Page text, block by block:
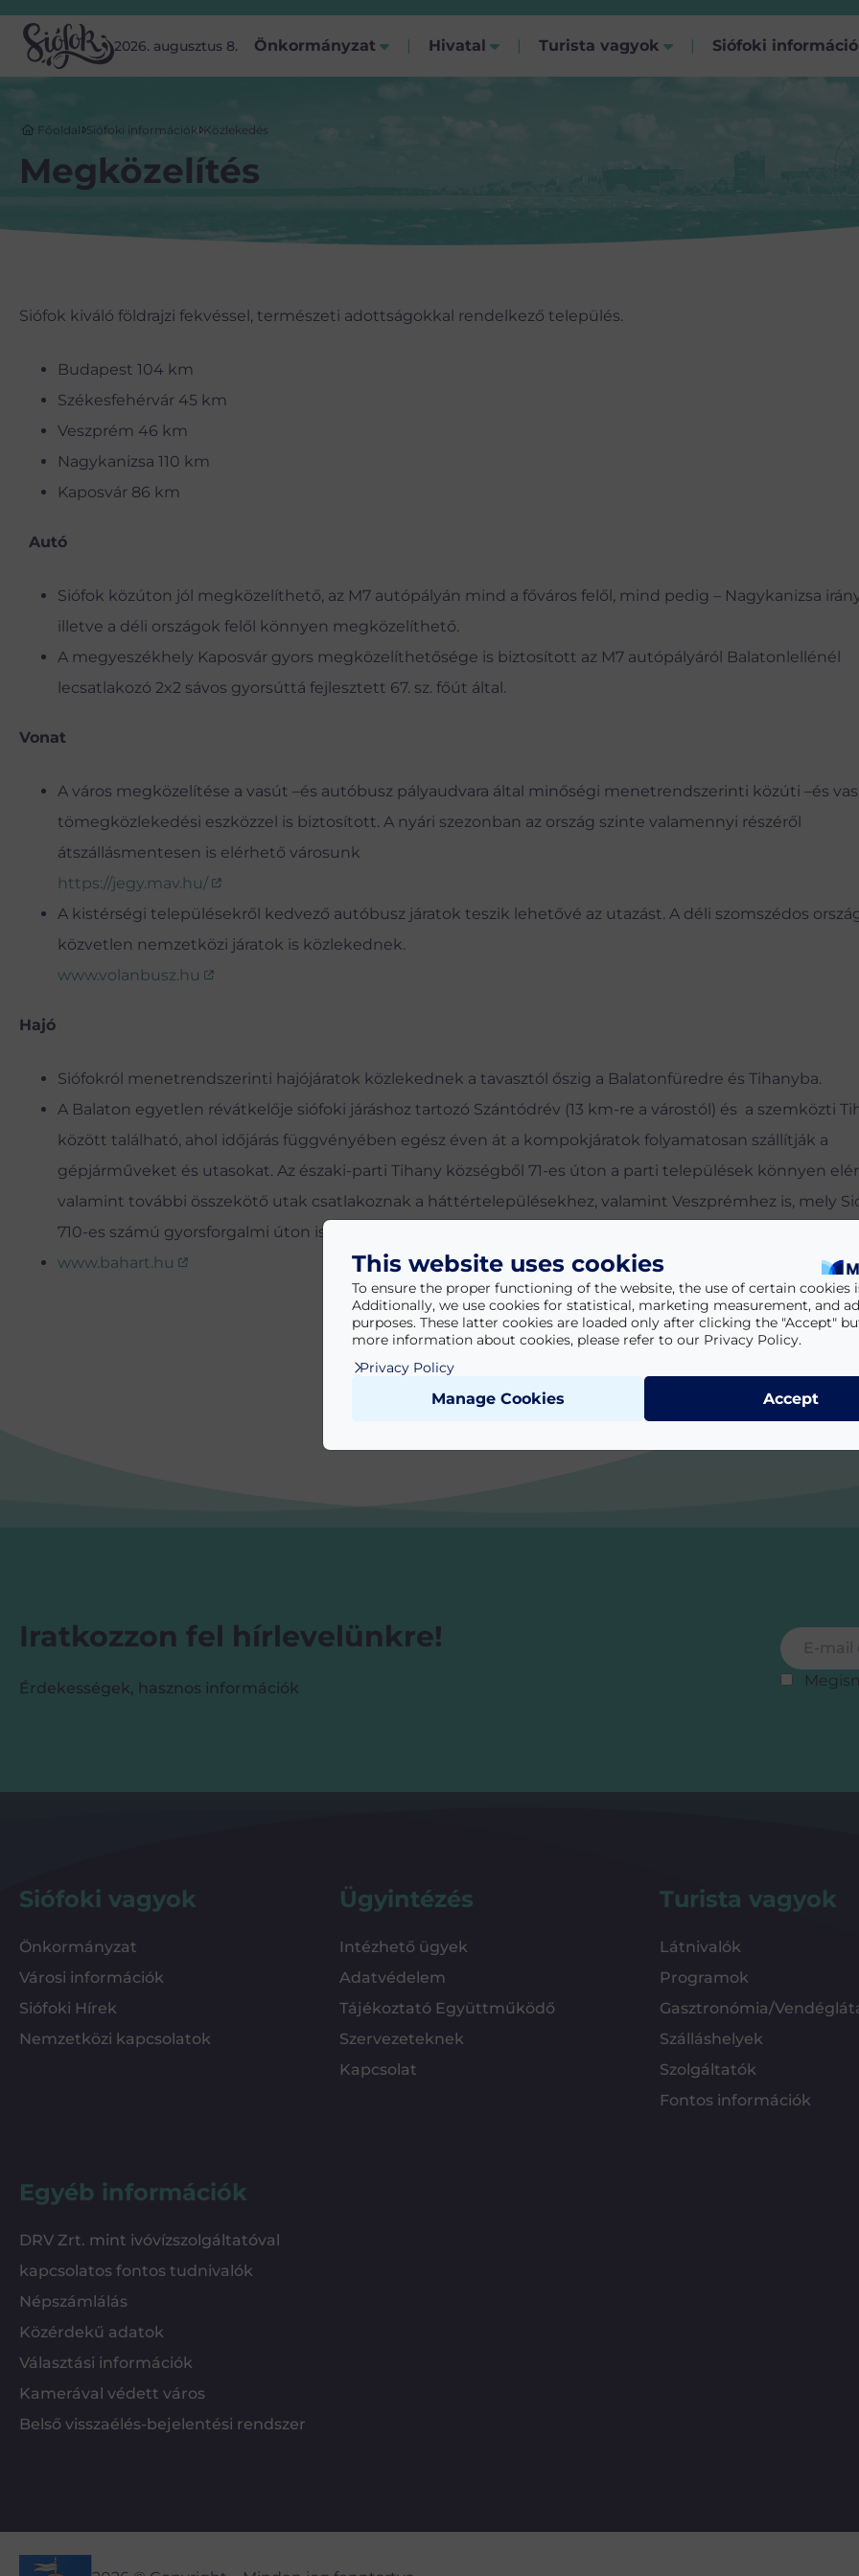
2026. augusztus 8. Önkormányzat Hivatal Turista vagyok Siófoki
Főoldal Siófoki információk Közlekedés
Megközelítés
Siófok kiváló földrajzi fekvéssel, természeti adottságokkal rendelkező település.
Budapest 104 km
Székesfehérvár 45 km
Veszprém 46 km
Nagykanizsa 110 km
Kaposvár 86 km
Autó
Siófok közúton jól megközelíthető, az M7 autópályán mind a főváros felől, mind pedig – Nagykanizsa
illetve a déli országok felől könnyen megközelíthető.
A megyeszékhely Kaposvár gyors megközelíthetősége is biztosított az M7 autópályáról Balatonlellénél
lecsatlakozó 2x2 sávos gyorsúttá fejlesztett 67. sz. főút által.
Vonat
A város megközelítése a vasút –és autóbusz pályaudvara által minőségi menetrendszerinti közúti –és
tömegközlekedési eszközzel is biztosított. A nyári szezonban az ország szinte valamennyi részéről
átszállásmentesen is elérhető városunk
https://jegy.mav.hu/
A kistérségi településekről kedvező autóbusz járatok teszik lehetővé az utazást. A déli szomszédos
közvetlen nemzetközi járatok is közlekednek.
www.volanbusz.hu
Hajó
Siófokról menetrendszerinti hajójáratok közlekednek a tavasztól őszig a Balatonfüredre és Tihanyba.
A Balaton egyetlen révátkelője siófoki járáshoz tartozó Szántódrév (13 km-re a várostól) és a szemközti
között található, ahol időjárás függvényében egész éven át a kompokjáratok folyamatosan szállítják a
gépjárműveket és utasokat. Az északi-parti Tihany községből 71-es úton a parti települések könnyen
valamint további összekötő utak csatlakoznak a háttértelepülésekhez, valamint Veszprémhez is, mely
710-es számú gyorsforgalmi úton is könnyen és gyorsan elérhető.
www.bahart.hu
Iratkozzon fel hírlevelünkre!
Érdekességek, hasznos információk
E-mail cím
Siófoki vagyok
Önkormányzat
Városi információk
Siófoki Hírek
Nemzetközi kapcsolatok
Ügyintézés
Intézhető ügyek
Adatvédelem
Tájékoztató Együttműködő
Szervezeteknek
Kapcsolat
Turista vagyok
Látnivalók
Programok
Gasztronómia/
Szálláshelyek
Szolgáltatók
Fontos információk
Egyéb információk
DRV Zrt. mint ivóvízszolgáltatóval
kapcsolatos fontos tudnivalók
Népszámlálás
Közérdekű adatok
Választási információk
Kamerával védett város
Belső visszaélés-bejelentési rendszer
This website uses cookies
To ensure the proper functioning of the website, the use of certain cookies
Additionally, we use cookies for statistical, marketing measurement, and
purposes. These latter cookies are loaded only after clicking the "Accept"
more information about cookies, please refer to our Privacy Policy.
Privacy Policy
Manage Cookies Accept